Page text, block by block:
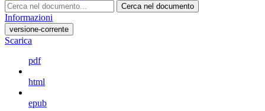
Cerca nel documento
Informazioni
versione-corrente
Scarica
pdf
html
epub